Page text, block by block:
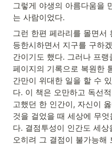
그렇게 야생의 아름다움을
는 사람이었다.
그런 한편 페라리를 몰면서
등한시하면서 지구를 구하
간이기도 했다. 그러나 프
페이지의 기록으로 복원한
간만이 위대한 일을 할 수
다. 이 책은 오만하고 독선
고했던 한 인간이, 자신이
것을 걸었을 때 세상에 무
다. 결점투성이 인간도 세
오히려 그 결점이 불가능해